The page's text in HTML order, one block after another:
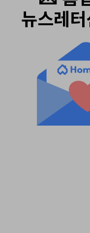
뉴스레